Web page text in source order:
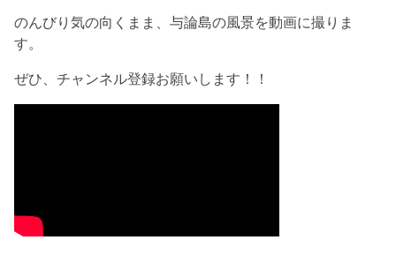
のんびり気の向くまま、与論島の風景を動画に撮りま
す。
ぜひ、チャンネル登録お願いします！！